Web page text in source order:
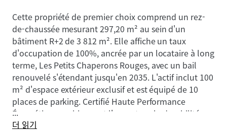
Cette propriété de premier choix comprend un rez-
de-chaussée mesurant 297,20 m² au sein d'un
bâtiment R+2 de 3 812 m². Elle affiche un taux
d'occupation de 100%, ancrée par un locataire à long
terme, Les Petits Chaperons Rouges, avec un bail
renouvelé s'étendant jusqu'en 2035. L'actif inclut 100
m² d'espace extérieur exclusif et est équipé de 10
places de parking. Certifié Haute Performance
Énergétique, ce bien met l'accent sur la durabilité.
...
더 읽기